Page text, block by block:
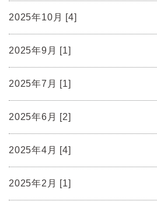
2025年10月 [4]
2025年9月 [1]
2025年7月 [1]
2025年6月 [2]
2025年4月 [4]
2025年2月 [1]